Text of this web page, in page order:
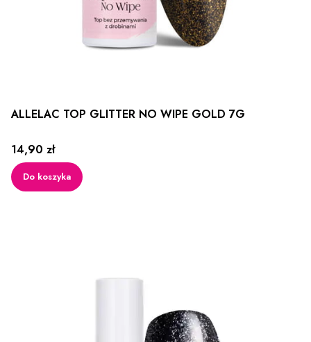
ALLELAC TOP GLITTER NO WIPE GOLD 7G
Cena
14,90 zł
Do koszyka